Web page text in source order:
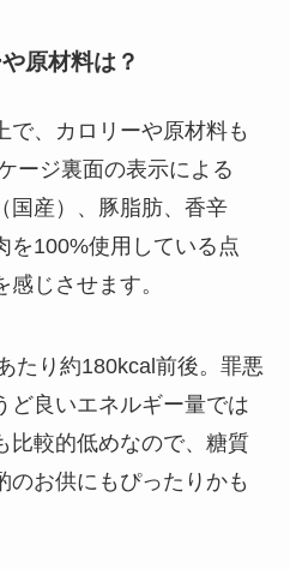
原材料は？
で、カロリーや原材料も
ージ裏面の表示による
国産）、豚脂肪、香辛
を100%使用している点
じさせます。
たり約180kcal前後。罪悪
ど良いエネルギー量では
比較的低めなので、糖質
のお供にもぴったりかも